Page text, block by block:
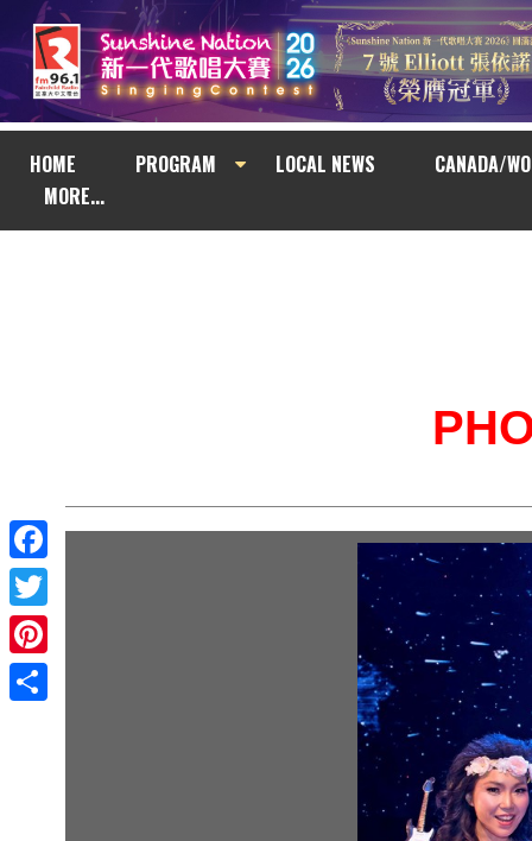
HOME PROGRAM LOCAL NEWS
CANADA/
MORE...
Facebook
Twitter
Pinterest